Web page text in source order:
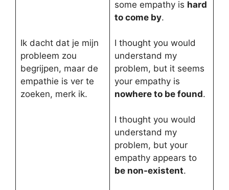
Ik dacht dat je mijn
probleem zou
begrijpen, maar de
empathie is ver te
zoeken, merk ik.
some empathy is hard
to come by.
I thought you would
understand my
problem, but it seems
your empathy is
nowhere to be found.
I thought you would
understand my
problem, but your
empathy appears to
be non-existent.